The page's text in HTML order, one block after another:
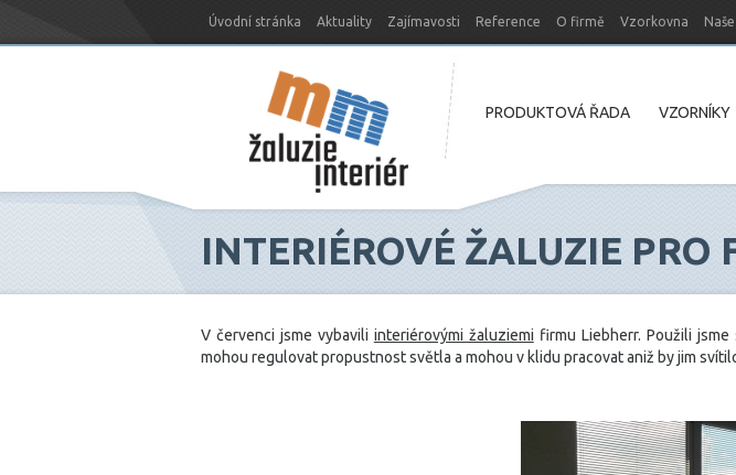
Úvodní stránka Aktuality Zajímavosti Reference O firmě Vzorkovna
PRODUKTOVÁ ŘADA VZORNÍKY
INTERIÉROVÉ ŽALUZIE PRO
V červenci jsme vybavili interiérovými žaluziemi firmu Liebherr. Použili
mohou regulovat propustnost světla a mohou v klidu pracovat aniž by jim